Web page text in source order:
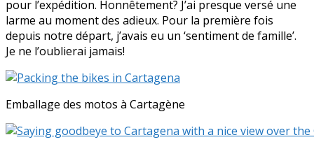
pour l’expédition. Honnêtement? J’ai presque versé une
larme au moment des adieux. Pour la première fois
depuis notre départ, j’avais eu un ‘sentiment de famille’.
Je ne l’oublierai jamais!
Emballage des motos à Cartagène